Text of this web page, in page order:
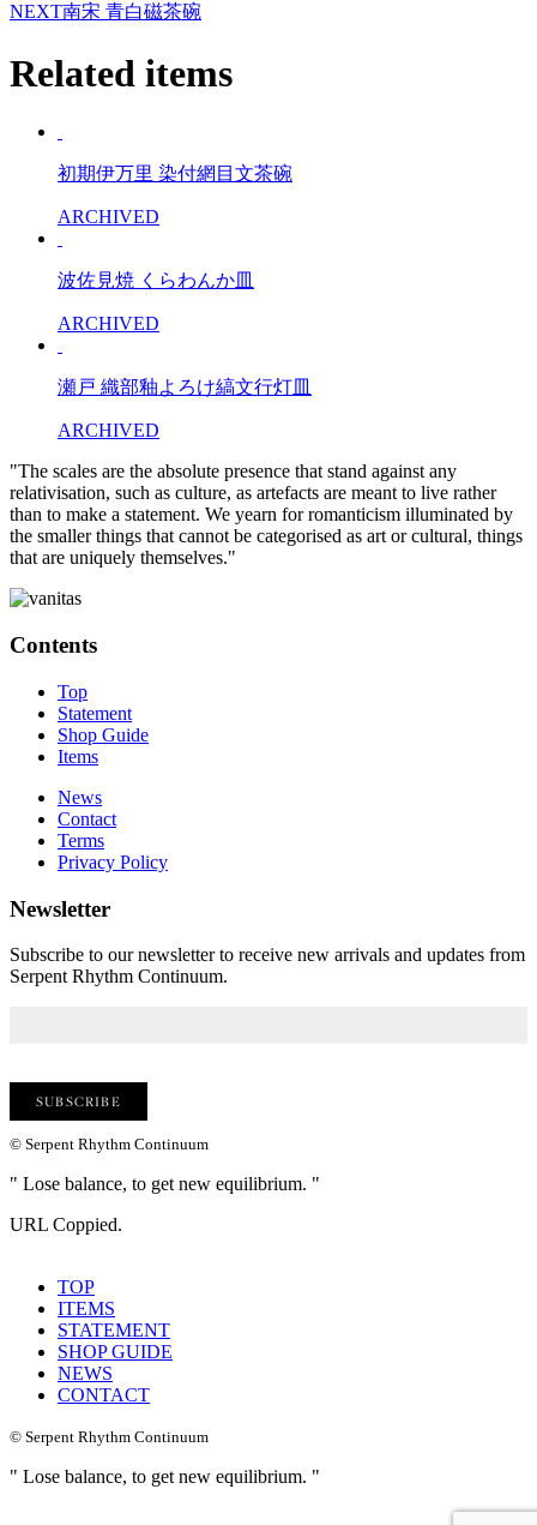
NEXT南宋 青白磁茶碗
Related items
初期伊万里 染付網目文茶碗
ARCHIVED
波佐見焼 くらわんか皿
ARCHIVED
瀬戸 織部釉よろけ縞文行灯皿
ARCHIVED
"The scales are the absolute presence that stand against any
relativisation, such as culture, as artefacts are meant to live rather
than to make a statement. We yearn for romanticism illuminated by
the smaller things that cannot be categorised as art or cultural, things
that are uniquely themselves."
Contents
Top
Statement
Shop Guide
Items
News
Contact
Terms
Privacy Policy
Newsletter
Subscribe to our newsletter to receive new arrivals and updates from
Serpent Rhythm Continuum.
© Serpent Rhythm Continuum
" Lose balance, to get new equilibrium. "
URL Coppied.
TOP
ITEMS
STATEMENT
SHOP GUIDE
NEWS
CONTACT
© Serpent Rhythm Continuum
" Lose balance, to get new equilibrium. "